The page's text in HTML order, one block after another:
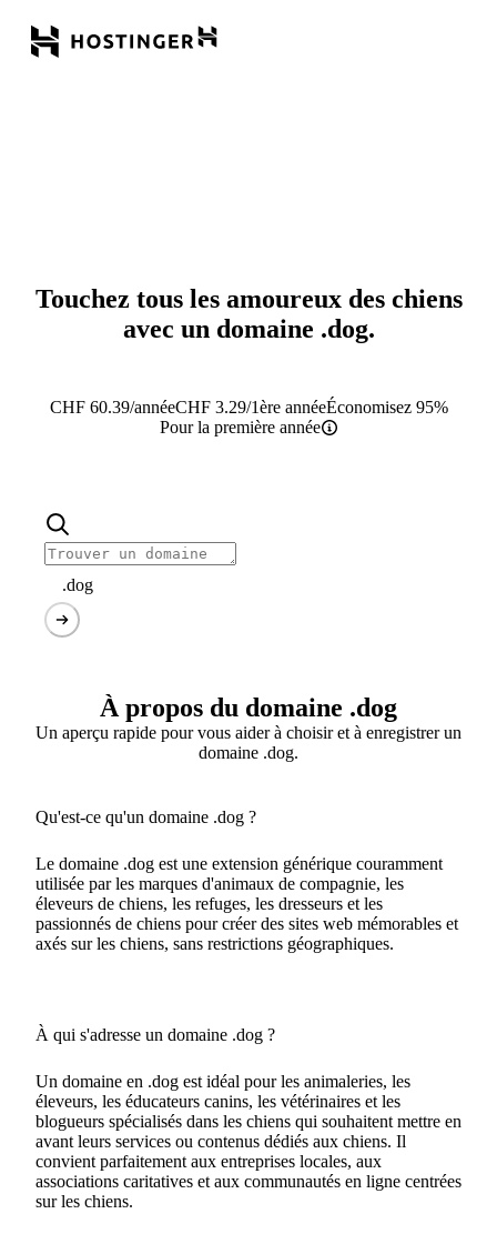
Touchez tous les amoureux des chiens
avec un domaine .dog.
CHF 60.39/annéeCHF 3.29/1ère annéeÉconomisez 95%
Pour la première année
.dog
À propos du domaine .dog
Un aperçu rapide pour vous aider à choisir et à enregistrer un
domaine .dog.
Qu'est-ce qu'un domaine .dog ?
Le domaine .dog est une extension générique couramment
utilisée par les marques d'animaux de compagnie, les
éleveurs de chiens, les refuges, les dresseurs et les
passionnés de chiens pour créer des sites web mémorables et
axés sur les chiens, sans restrictions géographiques.
À qui s'adresse un domaine .dog ?
Un domaine en .dog est idéal pour les animaleries, les
éleveurs, les éducateurs canins, les vétérinaires et les
blogueurs spécialisés dans les chiens qui souhaitent mettre en
avant leurs services ou contenus dédiés aux chiens. Il
convient parfaitement aux entreprises locales, aux
associations caritatives et aux communautés en ligne centrées
sur les chiens.